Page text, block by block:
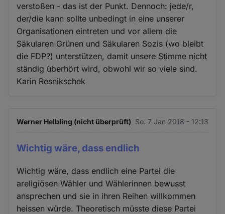
verstoßen - das ist der Punkt. Dennoch: jede/r,
der/die kann sollte unbedingt in eine unserer
Organisationen eintreten und vor allem die
Säkularen Grünen und Säkularen Sozis (wo bleibt
die FDP?) unterstützen, damit unsere Stimme nicht
ständig überhört wird, obwohl wir so viele sind.
Karin Resnikschek
Werner Helbling (nicht überprüft) So. 7 Jan 2018 - 12:13
Wichtig wäre, dass endlich
Wichtig wäre, dass endlich eine Partei die
areligiösen Wähler und Wählerinnen bewusst
ansprechen und sie in ihren Reihen willkommen
heissen würde. Theoretisch müsste diese Partei